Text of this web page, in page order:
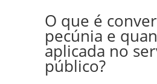
O que é
pecúnia e
aplicada no
público?